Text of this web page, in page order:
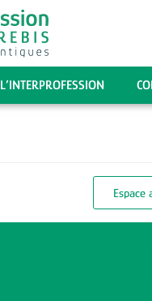
L’INTERPROFESSION
Espace